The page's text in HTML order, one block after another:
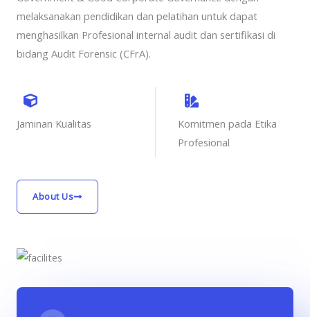
melaksanakan pendidikan dan pelatihan untuk dapat
menghasilkan Profesional internal audit dan sertifikasi di
bidang Audit Forensic (CFrA).
Jaminan Kualitas
Komitmen pada Etika
Profesional
About Us